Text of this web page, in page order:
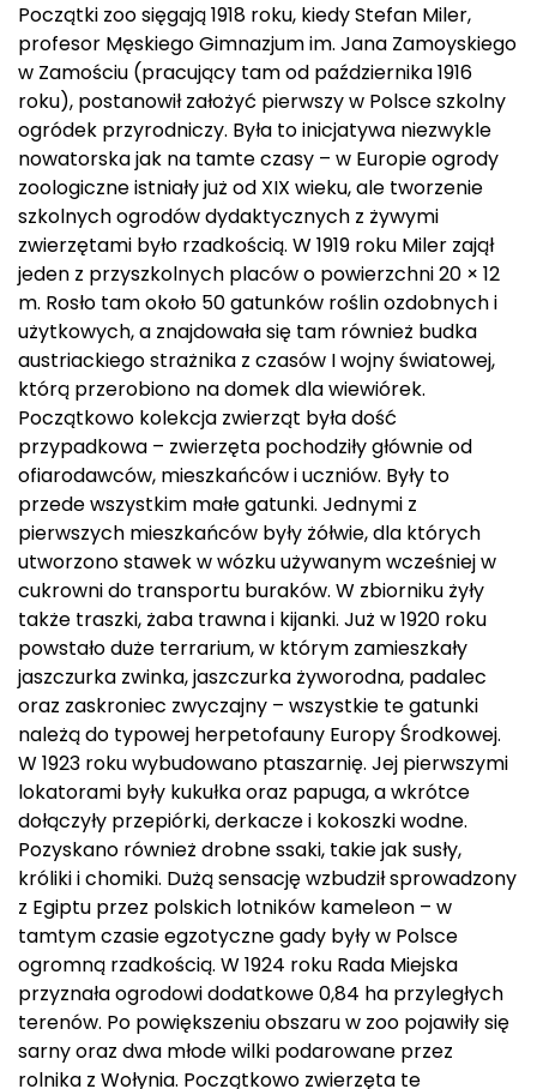
Początki zoo sięgają 1918 roku, kiedy Stefan Miler,
profesor Męskiego Gimnazjum im. Jana Zamoyskiego
w Zamościu (pracujący tam od października 1916
roku), postanowił założyć pierwszy w Polsce szkolny
ogródek przyrodniczy. Była to inicjatywa niezwykle
nowatorska jak na tamte czasy – w Europie ogrody
zoologiczne istniały już od XIX wieku, ale tworzenie
szkolnych ogrodów dydaktycznych z żywymi
zwierzętami było rzadkością. W 1919 roku Miler zajął
jeden z przyszkolnych placów o powierzchni 20 × 12
m. Rosło tam około 50 gatunków roślin ozdobnych i
użytkowych, a znajdowała się tam również budka
austriackiego strażnika z czasów I wojny światowej,
którą przerobiono na domek dla wiewiórek.
Początkowo kolekcja zwierząt była dość
przypadkowa – zwierzęta pochodziły głównie od
ofiarodawców, mieszkańców i uczniów. Były to
przede wszystkim małe gatunki. Jednymi z
pierwszych mieszkańców były żółwie, dla których
utworzono stawek w wózku używanym wcześniej w
cukrowni do transportu buraków. W zbiorniku żyły
także traszki, żaba trawna i kijanki. Już w 1920 roku
powstało duże terrarium, w którym zamieszkały
jaszczurka zwinka, jaszczurka żyworodna, padalec
oraz zaskroniec zwyczajny – wszystkie te gatunki
należą do typowej herpetofauny Europy Środkowej.
W 1923 roku wybudowano ptaszarnię. Jej pierwszymi
lokatorami były kukułka oraz papuga, a wkrótce
dołączyły przepiórki, derkacze i kokoszki wodne.
Pozyskano również drobne ssaki, takie jak susły,
króliki i chomiki. Dużą sensację wzbudził sprowadzony
z Egiptu przez polskich lotników kameleon – w
tamtym czasie egzotyczne gady były w Polsce
ogromną rzadkością. W 1924 roku Rada Miejska
przyznała ogrodowi dodatkowe 0,84 ha przyległych
terenów. Po powiększeniu obszaru w zoo pojawiły się
sarny oraz dwa młode wilki podarowane przez
rolnika z Wołynia. Początkowo zwierzęta te